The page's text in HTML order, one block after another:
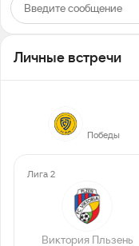
Личные встречи
Победы
Лига 2
Виктория Пльзень